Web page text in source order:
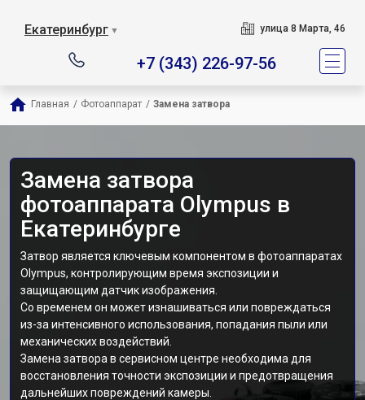
Екатеринбург ▼ улица 8 Марта, 46
+7 (343) 226-97-56
Главная / Фотоаппарат / Замена затвора
Замена затвора
фотоаппарата Olympus в
Екатеринбурге
Затвор является ключевым компонентом в фотоаппаратах
Olympus, контролирующим время экспозиции и
защищающим датчик изображения.
Со временем он может изнашиваться или повреждаться
из-за интенсивного использования, попадания пыли или
механических воздействий.
Замена затвора в сервисном центре необходима для
восстановления точности экспозиции и предотвращения
дальнейших повреждений камеры.